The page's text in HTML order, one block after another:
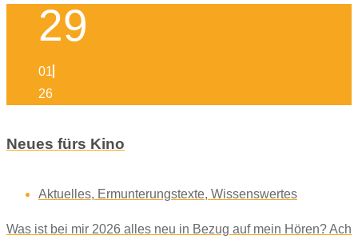
29
01
26
Neues fürs Kino
Aktuelles, Ermunterungstexte, Wissenswertes
Was ist bei mir 2026 alles neu in Bezug auf mein Hören? Ach